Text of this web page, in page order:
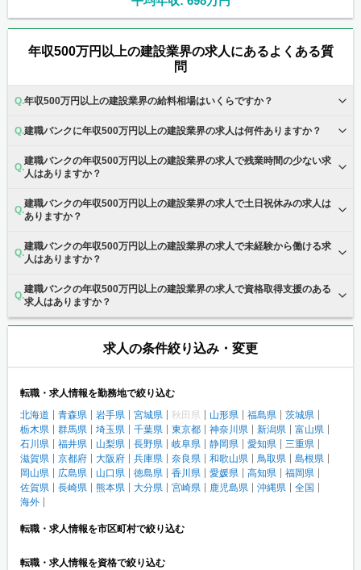
年収500万円以上の建設業界の求人にあるよくある質
問
年収500万円以上の建設業界の給料相場はいくらですか？
建職バンクに年収500万円以上の建設業界の求人は何件ありますか？
建職バンクの年収500万円以上の建設業界の求人で残業時間の少ない求
人はありますか？
建職バンクの年収500万円以上の建設業界の求人で土日祝休みの求人は
ありますか？
建職バンクの年収500万円以上の建設業界の求人で未経験から働ける求
人はありますか？
建職バンクの年収500万円以上の建設業界の求人で資格取得支援のある
求人はありますか？
求人の条件絞り込み・変更
転職・求人情報を勤務地で絞り込む
北海道
青森県 岩手県 宮城県 秋田県 山形県 福島県
茨城県
栃木県
群馬県 埼玉県 千葉県 東京都 神奈川県 新潟県
富山県
石川県
福井県 山梨県 長野県 岐阜県 静岡県 愛知県
三重県
滋賀県
京都府 大阪府 兵庫県 奈良県 和歌山県 鳥取県
島根県
岡山県
広島県 山口県 徳島県 香川県 愛媛県 高知県
福岡県
佐賀県
長崎県 熊本県 大分県 宮崎県 鹿児島県 沖縄県
全国
海外
転職・求人情報を市区町村で絞り込む
転職・求人情報を資格で絞り込む